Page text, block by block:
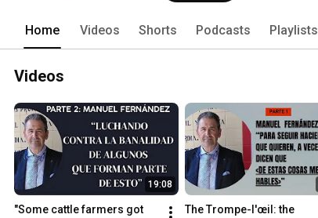
Home Videos Shorts Podcasts Playlists
Videos
19:08
"Some cattle farmers got
The Trompe-l'œil: the